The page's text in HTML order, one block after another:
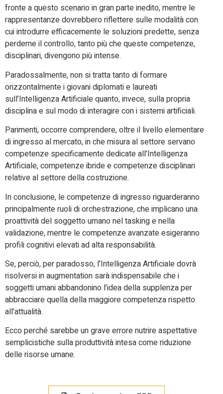
fronte a questo scenario in gran parte inedito, mentre le
rappresentanze dovrebbero riflettere sulle modalità con
cui introdurre efficacemente le soluzioni predette, senza
perderne il controllo, tanto più che queste competenze,
disciplinari, divengono più intense.
Paradossalmente, non si tratta tanto di formare
orizzontalmente i giovani diplomati e laureati
sull’Intelligenza Artificiale quanto, invece, sulla propria
disciplina e sul modo di interagire con i sistemi artificiali.
Parimenti, occorre comprendere, oltre il livello elementare
di ingresso al mercato, in che misura al settore servano
competenze specificamente dedicate all’Intelligenza
Artificiale, competenze ibride e competenze disciplinari
relative al settore della costruzione.
In conclusione, le competenze di ingresso riguarderanno
principalmente ruoli di orchestrazione, che implicano una
proattività del soggetto umano nel tasking e nella
validazione, mentre le competenze avanzate esigeranno
profili cognitivi elevati ad alta responsabilità.
Se, perciò, per paradosso, l’Intelligenza Artificiale dovrà
risolversi in augmentation sarà indispensabile che i
soggetti umani abbandonino l’idea della supplenza per
abbracciare quella della maggiore competenza rispetto
all’attualità.
Ecco perché sarebbe un grave errore nutrire aspettative
semplicistiche sulla produttività intesa come riduzione
delle risorse umane.